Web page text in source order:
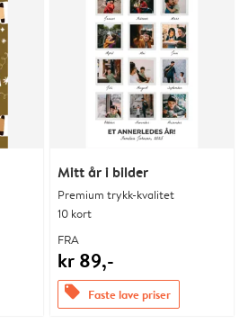
Mitt år i bilder
Premium trykk-kvalitet
10 kort
FRA
kr 89,-
offers Faste lave priser